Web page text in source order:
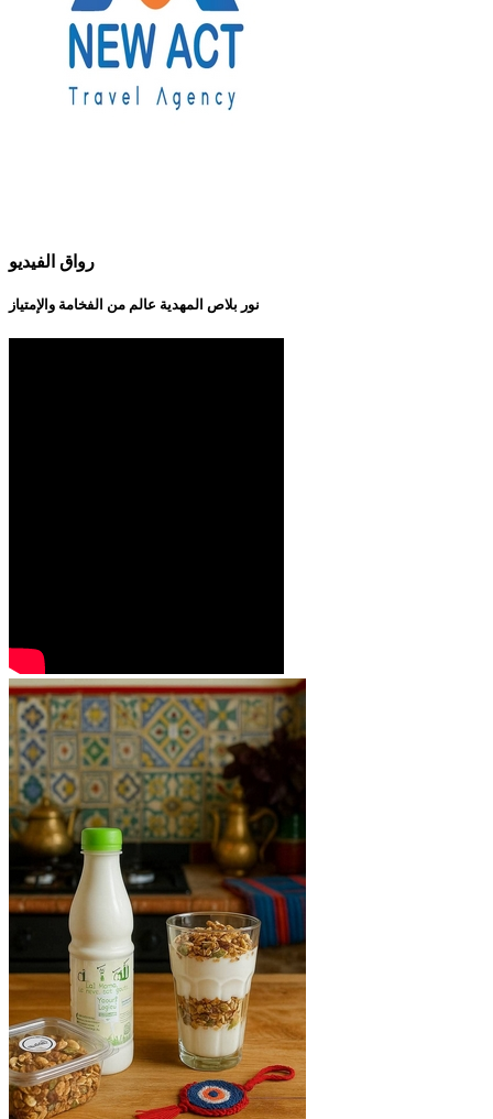
رواق الفيديو
نور بلاص المهدية عالم من الفخامة والإمتياز